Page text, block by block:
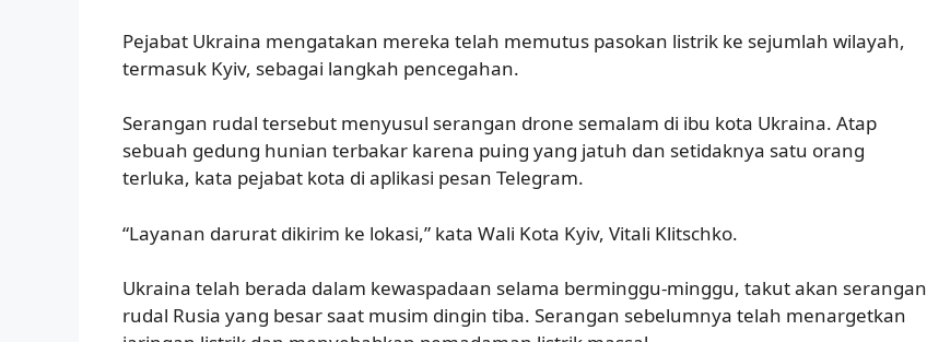
Pejabat Ukraina mengatakan mereka telah memutus pasokan listrik ke sejumlah wilayah,
termasuk Kyiv, sebagai langkah pencegahan.
Serangan rudal tersebut menyusul serangan drone semalam di ibu kota Ukraina. Atap
sebuah gedung hunian terbakar karena puing yang jatuh dan setidaknya satu orang
terluka, kata pejabat kota di aplikasi pesan Telegram.
“Layanan darurat dikirim ke lokasi,” kata Wali Kota Kyiv, Vitali Klitschko.
Ukraina telah berada dalam kewaspadaan selama berminggu-minggu, takut akan serangan
rudal Rusia yang besar saat musim dingin tiba. Serangan sebelumnya telah menargetkan